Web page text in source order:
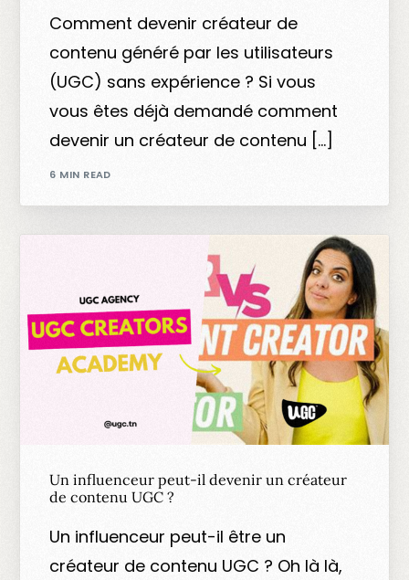
Comment devenir créateur de
contenu généré par les utilisateurs
(UGC) sans expérience ? Si vous
vous êtes déjà demandé comment
devenir un créateur de contenu […]
6 MIN READ
Un influenceur peut-il devenir un créateur
de contenu UGC ?
Un influenceur peut-il être un
créateur de contenu UGC ? Oh là là,